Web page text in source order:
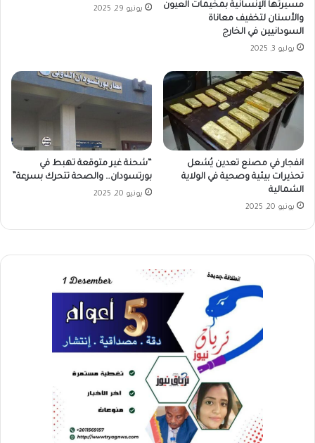
مسيرتها الإنسانية بمخيمات العيون
والأسنان لتخفيف معاناة
السودانيين في الخارج
يوليو 3, 2025
يونيو 29, 2025
انفجار في مصنع تعدين يُشعل
تحذيرات بيئية وصحية في الولاية
الشمالية
يونيو 20, 2025
“شحنة غير متوقعة تهبط في
بورتسودان… والصحة تتحرك بسرعة”
يونيو 20, 2025